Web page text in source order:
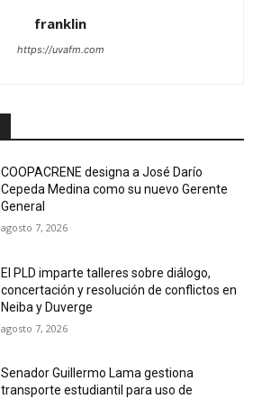
franklin
https://uvafm.com
COOPACRENE designa a José Darío
Cepeda Medina como su nuevo Gerente
General
agosto 7, 2026
El PLD imparte talleres sobre diálogo,
concertación y resolución de conflictos en
Neiba y Duverge
agosto 7, 2026
Senador Guillermo Lama gestiona
transporte estudiantil para uso de